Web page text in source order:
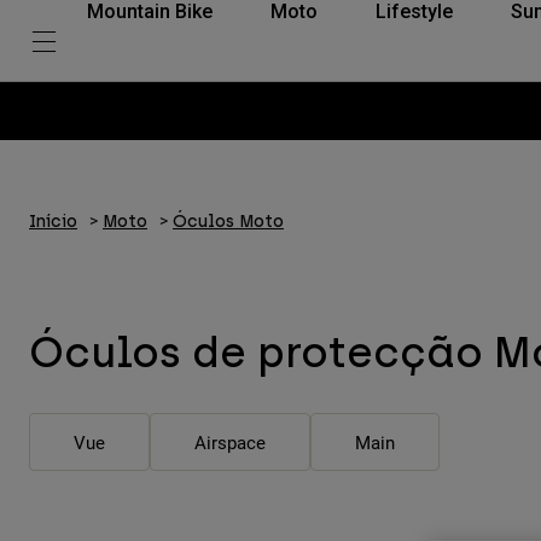
Mountain Bike Moto Lifestyle
Início Moto Óculos Moto
Óculos de protecção
Vue Airspace Main